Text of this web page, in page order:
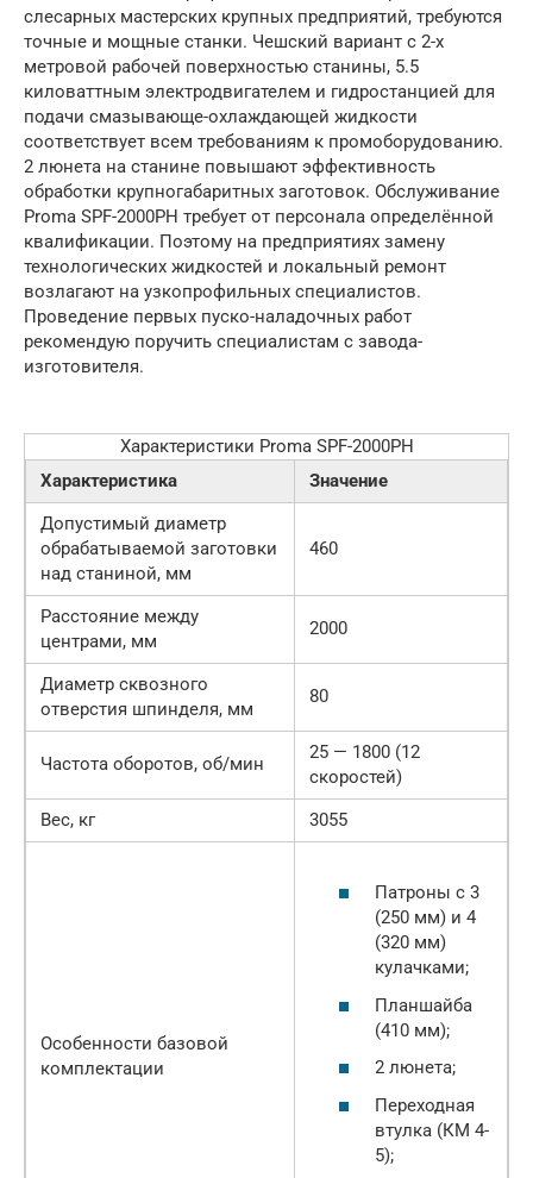
слесарных мастерских крупных предприятий, требуются
точные и мощные станки. Чешский вариант с 2-х
метровой рабочей поверхностью станины, 5.5
киловаттным электродвигателем и гидростанцией для
подачи смазывающе-охлаждающей жидкости
соответствует всем требованиям к промоборудованию.
2 люнета на станине повышают эффективность
обработки крупногабаритных заготовок. Обслуживание
Proma SPF-2000PH требует от персонала определённой
квалификации. Поэтому на предприятиях замену
технологических жидкостей и локальный ремонт
возлагают на узкопрофильных специалистов.
Проведение первых пуско-наладочных работ
рекомендую поручить специалистам с завода-
изготовителя.
Характеристики Proma SPF-2000PH
Характеристика
Значение
Допустимый диаметр
обрабатываемой заготовки
над станиной, мм
460
Расстояние между
центрами, мм
2000
Диаметр сквозного
отверстия шпинделя, мм
80
Частота оборотов, об/мин
25 — 1800 (12
скоростей)
Вес, кг
3055
Особенности базовой
комплектации
Патроны с 3
(250 мм) и 4
(320 мм)
кулачками;
Планшайба
(410 мм);
2 люнета;
Переходная
втулка (КМ 4-
5);